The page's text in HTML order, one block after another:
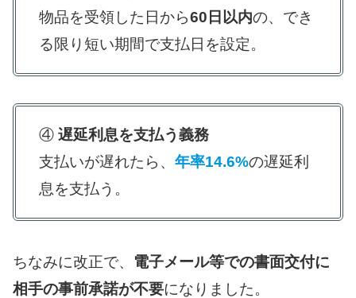
物品を受領した日から60日以内の、でき
る限り短い期間で支払日を設定。
④ 遅延利息を支払う義務
支払いが遅れたら、 年率14.6%の遅延利
息を支払う。
ちなみに改正で、 電子メール等での書面交付に
相手の事前承諾が不要になりました。